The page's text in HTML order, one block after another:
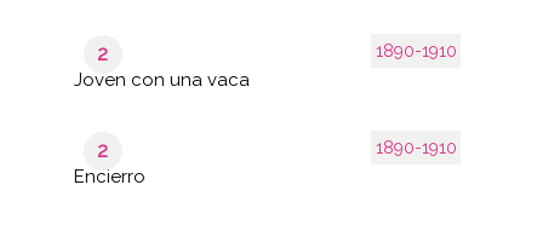
1890-1910
2
Joven con una vaca
1890-1910
2
Encierro